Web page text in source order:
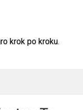
krok po kroku.